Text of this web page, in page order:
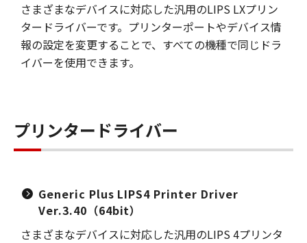
さまざまなデバイスに対応した汎用のLIPS LXプリン
タードライバーです。プリンターポートやデバイス情
報の設定を変更することで、すべての機種で同じドラ
イバーを使用できます。
プリンタードライバー
Generic Plus LIPS4 Printer Driver
Ver.3.40（64bit）
さまざまなデバイスに対応した汎用のLIPS 4プリンタ